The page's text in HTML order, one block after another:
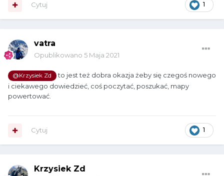
1
Cytuj
vatra
Opublikowano 5 Maja 2021
@Krzysiek Zd
to jest też dobra okazja żeby się czegoś nowego
i ciekawego dowiedzieć, coś poczytać, poszukać, mapy
powertować.
1
Cytuj
Krzysiek Zd